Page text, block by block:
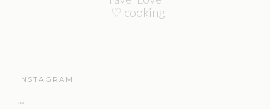
I ♡ cooking
INSTAGRAM
…